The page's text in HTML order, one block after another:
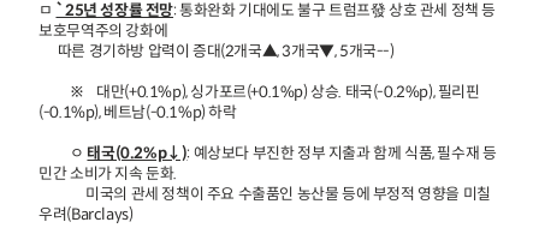
ㅁ `25년 성장률 전망: 통화완화 기대에도 불구 트럼프發 상호 관세 정책 등
보호무역주의 강화에
따른 경기하방 압력이 증대(2개국▲, 3개국▼, 5개국--)
※ 대만(+0.1%p), 싱가포르(+0.1%p) 상승. 태국(-0.2%p), 필리핀
(-0.1%p), 베트남(-0.1%p) 하락
ㅇ 태국(0.2%p↓): 예상보다 부진한 정부 지출과 함께 식품, 필수재 등
민간 소비가 지속 둔화.
미국의 관세 정책이 주요 수출품인 농산물 등에 부정적 영향을 미칠
우려(Barclays)